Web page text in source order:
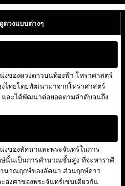
ดวงแบบต่างๆ
งของดวงดาวบนท้องฟ้า โหราศาสตร์
ไทยโดยพัฒนามาจากโหราศาสตร์
และได้พัฒนาต่อยอดตามลำดับจนถึง
งของลัคนาและพระจันทร์ในการ
นั้นเป็นการคำนวณขั้นสูง ที่จะหาราศี
นวณฤกษ์ของลัคนา ส่วนฤกษ์ดาว
งศาของพระจันทร์เช่นเดียวกัน